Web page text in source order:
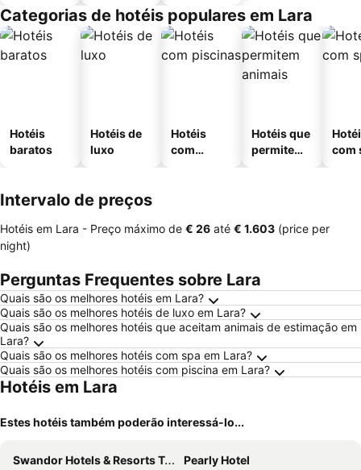
Categorias de hotéis populares em Lara
Hotéis
baratos
Hotéis de
luxo
Hotéis
com
Hotéis que
permitem
com
Intervalo de preços
Hotéis em Lara - Preço máximo de ‎€ 26 até ‎€ 1.603 (price per
night)
Perguntas Frequentes sobre Lara
Quais são os melhores hotéis em Lara?
Quais são os melhores hotéis de luxo em Lara?
Quais são os melhores hotéis que aceitam animais de estimação em
Lara?
Quais são os melhores hotéis com spa em Lara?
Quais são os melhores hotéis com piscina em Lara?
Hotéis em Lara
Estes hotéis também poderão interessá-lo...
Swandor Hotels & Resorts Topkapi Palace
Pearly Hotel